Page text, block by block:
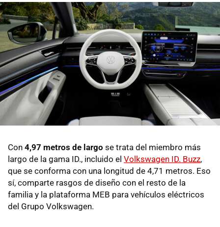
Con 4,97 metros de largo se trata del miembro más
largo de la gama ID., incluido el Volkswagen ID. Buzz,
que se conforma con una longitud de 4,71 metros. Eso
sí, comparte rasgos de diseño con el resto de la
familia y la plataforma MEB para vehículos eléctricos
del Grupo Volkswagen.